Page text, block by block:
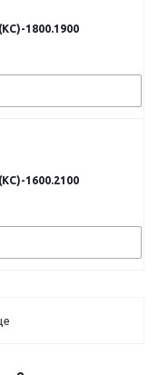
1800.1900
1600.2100